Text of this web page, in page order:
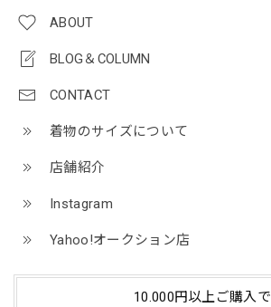
ABOUT
BLOG＆COLUMN
CONTACT
着物のサイズについて
店舗紹介
Instagram
Yahoo!オークション店
10.000円以上ご購入で